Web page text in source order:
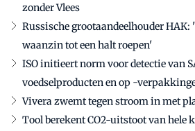
zonder Vlees
Russische grootaandeelhouder HAK:
waanzin tot een halt roepen'
ISO initieert norm voor detectie van
voedselproducten en op -
Vivera zwemt tegen stroom in met
Tool berekent CO2-uitstoot van hele